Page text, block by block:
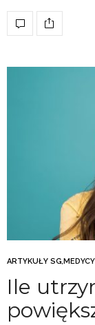
ARTYKUŁY SG,
Ile